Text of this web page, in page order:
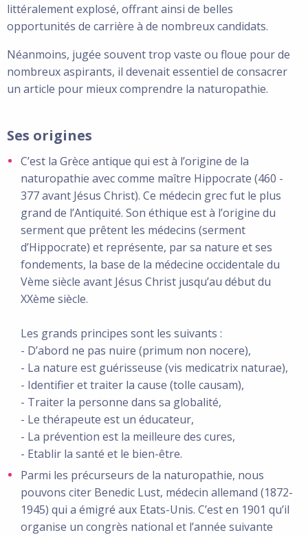
littéralement explosé, offrant ainsi de belles
opportunités de carrière à de nombreux candidats.
Néanmoins, jugée souvent trop vaste ou floue pour de
nombreux aspirants, il devenait essentiel de consacrer
un article pour mieux comprendre la naturopathie.
Ses origines
C’est la Grèce antique qui est à l’origine de la
naturopathie avec comme maître Hippocrate (460 -
377 avant Jésus Christ). Ce médecin grec fut le plus
grand de l’Antiquité. Son éthique est à l’origine du
serment que prêtent les médecins (serment
d’Hippocrate) et représente, par sa nature et ses
fondements, la base de la médecine occidentale du
Vème siècle avant Jésus Christ jusqu’au début du
XXème siècle.
Les grands principes sont les suivants :
- D’abord ne pas nuire (primum non nocere),
- La nature est guérisseuse (vis medicatrix naturae),
- Identifier et traiter la cause (tolle causam),
- Traiter la personne dans sa globalité,
- Le thérapeute est un éducateur,
- La prévention est la meilleure des cures,
- Etablir la santé et le bien-être.
Parmi les précurseurs de la naturopathie, nous
pouvons citer Benedic Lust, médecin allemand (1872-
1945) qui a émigré aux Etats-Unis. C’est en 1901 qu’il
organise un congrès national et l’année suivante